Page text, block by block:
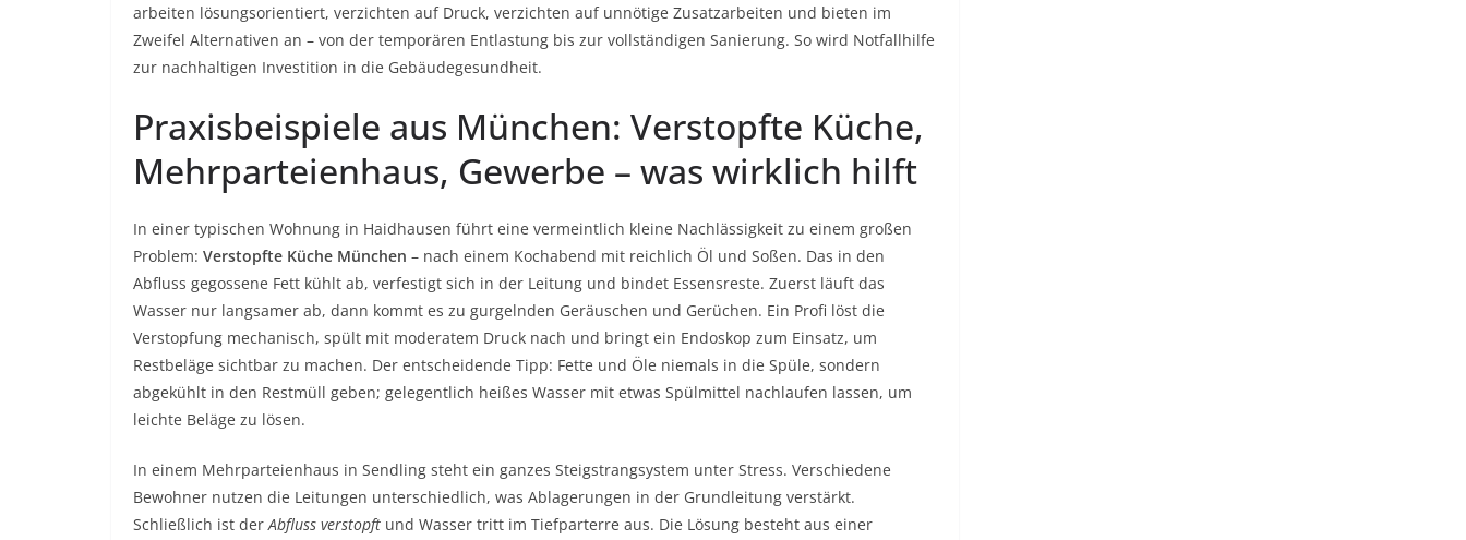
arbeiten lösungsorientiert, verzichten auf Druck, verzichten auf unnötige Zusatzarbeiten und bieten im
Zweifel Alternativen an – von der temporären Entlastung bis zur vollständigen Sanierung. So wird Notfallhilfe
zur nachhaltigen Investition in die Gebäudegesundheit.
Praxisbeispiele aus München: Verstopfte Küche,
Mehrparteienhaus, Gewerbe – was wirklich hilft
In einer typischen Wohnung in Haidhausen führt eine vermeintlich kleine Nachlässigkeit zu einem großen
Problem: Verstopfte Küche München – nach einem Kochabend mit reichlich Öl und Soßen. Das in den
Abfluss gegossene Fett kühlt ab, verfestigt sich in der Leitung und bindet Essensreste. Zuerst läuft das
Wasser nur langsamer ab, dann kommt es zu gurgelnden Geräuschen und Gerüchen. Ein Profi löst die
Verstopfung mechanisch, spült mit moderatem Druck nach und bringt ein Endoskop zum Einsatz, um
Restbeläge sichtbar zu machen. Der entscheidende Tipp: Fette und Öle niemals in die Spüle, sondern
abgekühlt in den Restmüll geben; gelegentlich heißes Wasser mit etwas Spülmittel nachlaufen lassen, um
leichte Beläge zu lösen.
In einem Mehrparteienhaus in Sendling steht ein ganzes Steigstrangsystem unter Stress. Verschiedene
Bewohner nutzen die Leitungen unterschiedlich, was Ablagerungen in der Grundleitung verstärkt.
Schließlich ist derAbfluss verstopft und Wasser tritt im Tiefparterre aus. Die Lösung besteht aus einer